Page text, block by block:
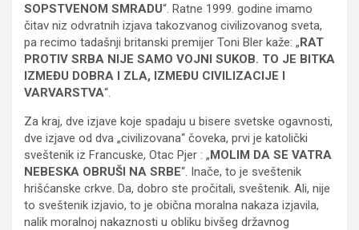
SOPSTVENOM SMRADU“. Ratne 1999. godine imamo
čitav niz odvratnih izjava takozvanog civilizovanog sveta,
pa recimo tadašnji britanski premijer Toni Bler kaže: „RAT
PROTIV SRBA NIJE SAMO VOJNI SUKOB. TO JE BITKA
IZMEĐU DOBRA I ZLA, IZMEĐU CIVILIZACIJE I
VARVARSTVA“.
Za kraj, dve izjave koje spadaju u bisere svetske ogavnosti,
dve izjave od dva „civilizovana“ čoveka, prvi je katolički
sveštenik iz Francuske, Otac Pjer : „MOLIM DA SE VATRA
NEBESKA OBRUŠI NA SRBE“. Inače, to je sveštenik
hrišćanske crkve. Da, dobro ste pročitali, sveštenik. Ali, nije
to sveštenik izjavio, to je obična moralna nakaza izjavila,
nalik moralnoj nakaznosti u obliku bivšeg državnog